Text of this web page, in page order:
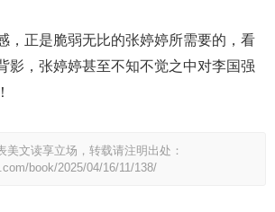
，正是脆弱无比的张婷婷所需要的，看
影，张婷婷甚至不知不觉之中对李国强
美文读享立场，转载请注明出处：
book/2025/04/16/11/138/